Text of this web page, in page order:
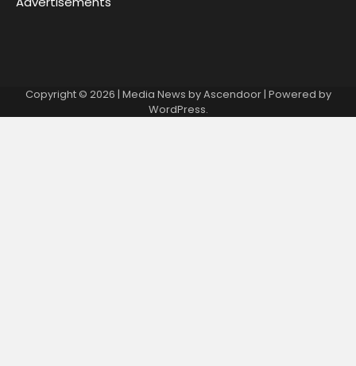
Copyright © 2026 | Media News byAscendoor| Powered by
WordPress.